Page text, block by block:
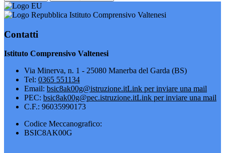
Istituto Comprensivo Valtenesi
Contatti
Istituto Comprensivo Valtenesi
Via Minerva, n. 1 - 25080 Manerba del Garda (BS)
Tel: 0365 551134
Email: bsic8ak00g@istruzione.itLink per inviare una mail
PEC: bsic8ak00g@pec.istruzione.itLink per inviare una mail
C.F.: 96035990173
Codice Meccanografico:
BSIC8AK00G